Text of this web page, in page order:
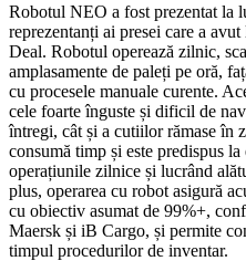
Robotul NEO a fost prezentat la
reprezentanți ai presei care a
Deal. Robotul operează zilnic,
amplasamente de paleți pe oră,
cu procesele manuale curente.
cele foarte înguste și dificil de
întregi, cât și a cutiilor rămase în
consumă timp și este predispus
operațiunile zilnice și lucrând
plus, operarea cu robot asigură
cu obiectiv asumat de 99%+,
Maersk și iB Cargo, și permite
timpul procedurilor de inventar.